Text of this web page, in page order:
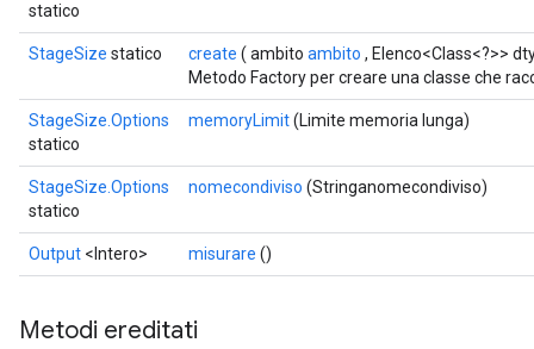
statico
StageSize statico create ( ambito ambito , Elenco<Class<?>>
Metodo Factory per creare una classe che
StageSize.Options
statico
memoryLimit(Limite memoria lunga)
StageSize.Options
statico
nomecondiviso (Stringanomecondiviso)
Output <Intero> misurare ()
Metodi ereditati